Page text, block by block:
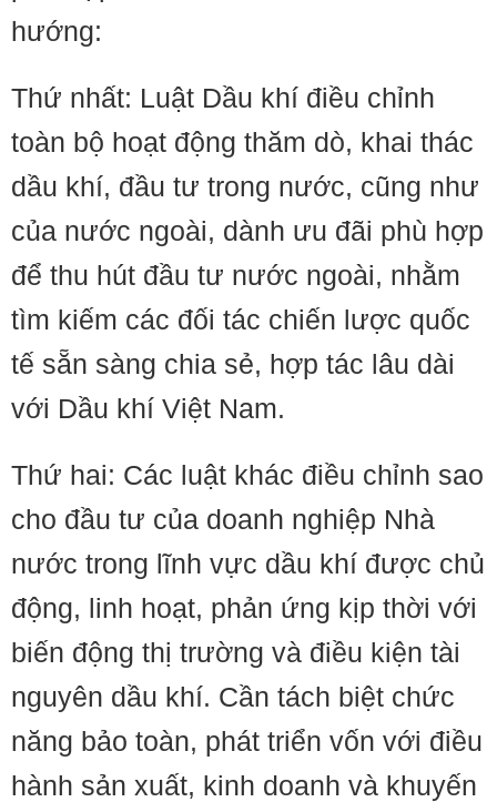
hướng:
Thứ nhất: Luật Dầu khí điều chỉnh
toàn bộ hoạt động thăm dò, khai thác
dầu khí, đầu tư trong nước, cũng như
của nước ngoài, dành ưu đãi phù hợp
để thu hút đầu tư nước ngoài, nhằm
tìm kiếm các đối tác chiến lược quốc
tế sẵn sàng chia sẻ, hợp tác lâu dài
với Dầu khí Việt Nam.
Thứ hai: Các luật khác điều chỉnh sao
cho đầu tư của doanh nghiệp Nhà
nước trong lĩnh vực dầu khí được chủ
động, linh hoạt, phản ứng kịp thời với
biến động thị trường và điều kiện tài
nguyên dầu khí. Cần tách biệt chức
năng bảo toàn, phát triển vốn với điều
hành sản xuất, kinh doanh và khuyến